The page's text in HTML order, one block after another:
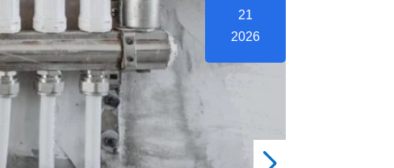
21
2026